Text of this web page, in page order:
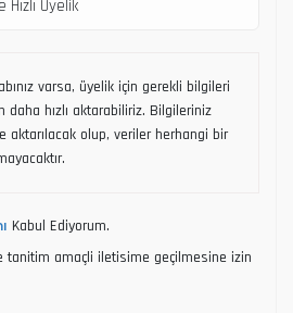
Üyelik
varsa, üyelik için gerekli bilgileri
daha hızlı aktarabiliriz. Bilgileriniz
aktarılacak olup, veriler herhangi bir
Kabul Ediyorum.
tanitim amaçli iletisime geçilmesine izin